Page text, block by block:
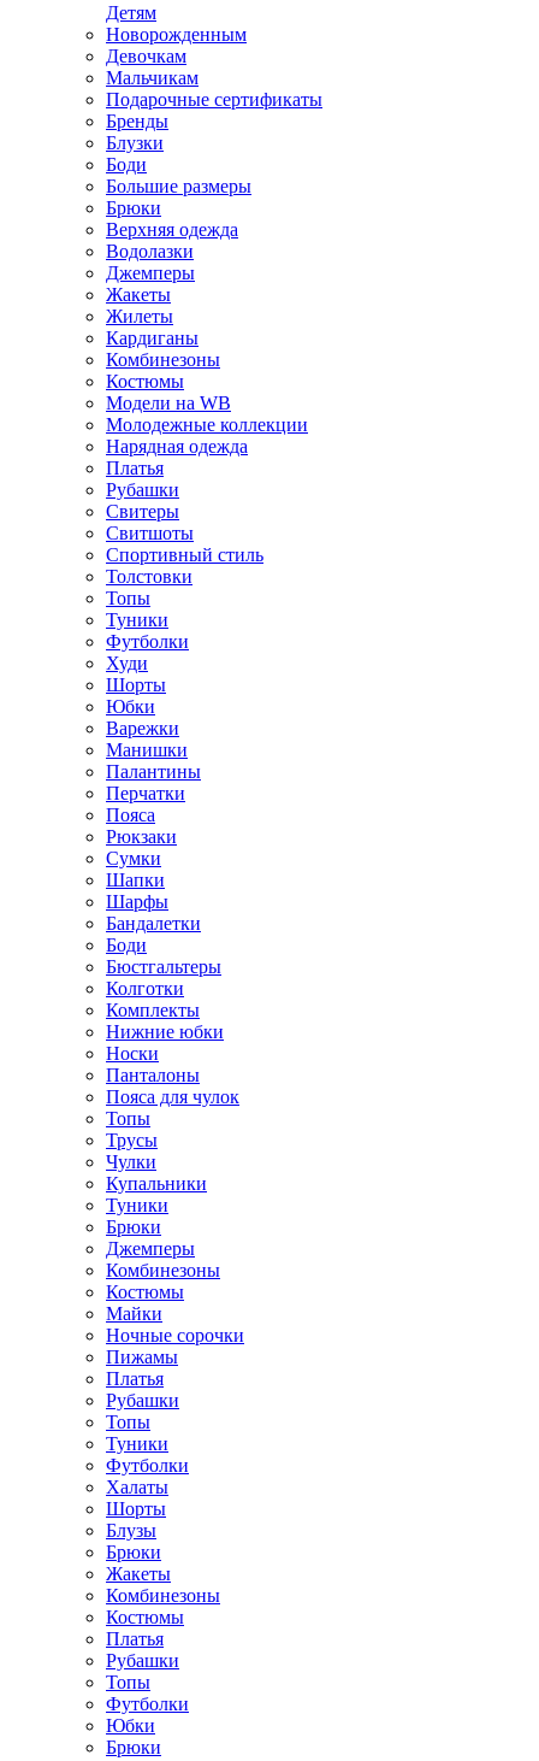
Детям
Новорожденным
Девочкам
Мальчикам
Подарочные сертификаты
Бренды
Блузки
Боди
Большие размеры
Брюки
Верхняя одежда
Водолазки
Джемперы
Жакеты
Жилеты
Кардиганы
Комбинезоны
Костюмы
Модели на WB
Молодежные коллекции
Нарядная одежда
Платья
Рубашки
Свитеры
Свитшоты
Спортивный стиль
Толстовки
Топы
Туники
Футболки
Худи
Шорты
Юбки
Варежки
Манишки
Палантины
Перчатки
Пояса
Рюкзаки
Сумки
Шапки
Шарфы
Бандалетки
Боди
Бюстгальтеры
Колготки
Комплекты
Нижние юбки
Носки
Панталоны
Поясa для чулок
Топы
Трусы
Чулки
Купальники
Туники
Брюки
Джемперы
Комбинезоны
Костюмы
Майки
Ночные сорочки
Пижамы
Платья
Рубашки
Топы
Туники
Футболки
Халаты
Шорты
Блузы
Брюки
Жакеты
Комбинезоны
Костюмы
Платья
Рубашки
Топы
Футболки
Юбки
Брюки